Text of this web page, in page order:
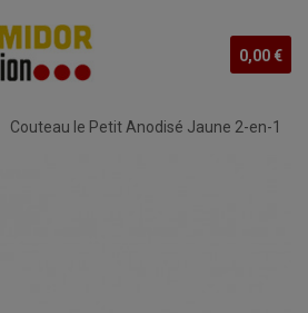
0,00 €
Couteau le Petit Anodisé Jaune 2-en-1